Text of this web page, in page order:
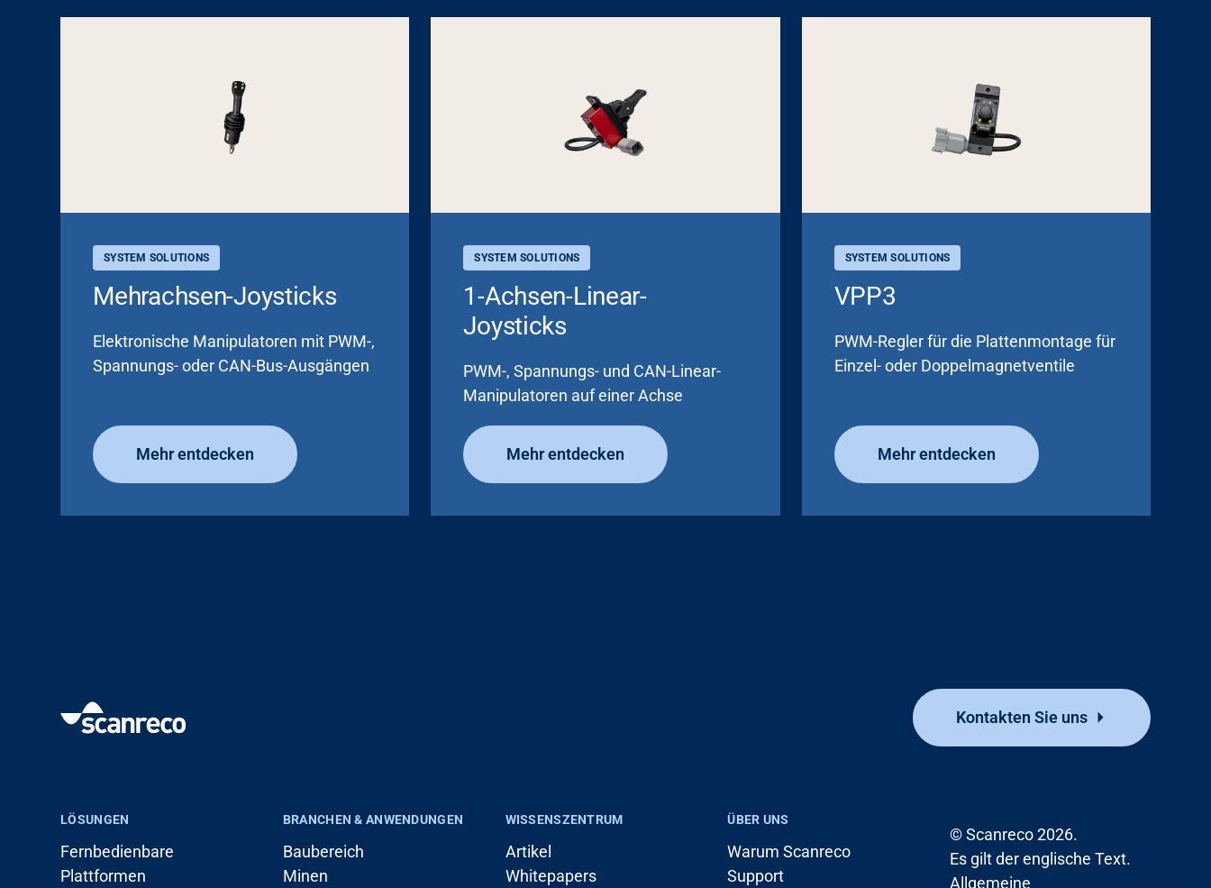
SYSTEM SOLUTIONS
Mehrachsen-Joysticks
Elektronische Manipulatoren mit PWM-,
Spannungs- oder CAN-Bus-Ausgängen
Mehr entdecken
SYSTEM SOLUTIONS
1-Achsen-Linear-
Joysticks
PWM-, Spannungs- und CAN-Linear-
Manipulatoren auf einer Achse
Mehr entdecken
SYSTEM SOLUTIONS
VPP3
PWM-Regler für die Plattenmontage für
Einzel- oder Doppelmagnetventile
Mehr entdecken
Kontakten Sie uns
LÖSUNGEN
Fernbedienbare
Plattformen
BRANCHEN & ANWENDUNGEN
Baubereich
Minen
WISSENSZENTRUM
Artikel
Whitepapers
ÜBER UNS
Warum Scanreco
Support
© Scanreco 2026.
Es gilt der englische Text.
Allgemeine